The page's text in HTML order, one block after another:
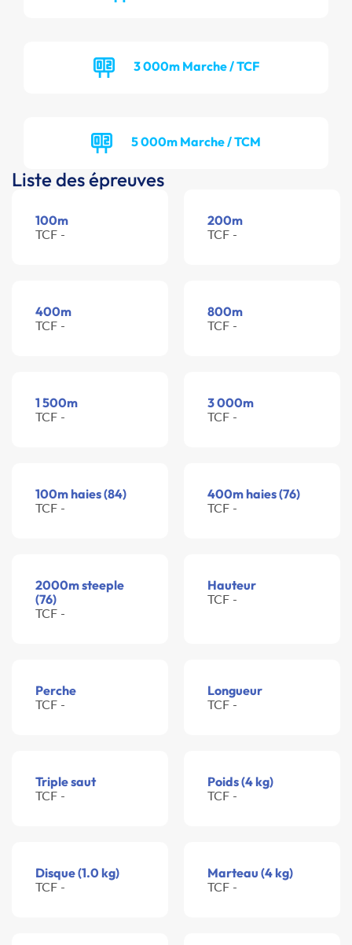
3 000m Marche / TCF
5 000m Marche / TCM
Liste des épreuves
100m
TCF -
200m
TCF -
400m
TCF -
800m
TCF -
1 500m
TCF -
3 000m
TCF -
100m haies (84)
TCF -
400m haies (76)
TCF -
2000m steeple
(76)
TCF -
Hauteur
TCF -
Perche
TCF -
Longueur
TCF -
Triple saut
TCF -
Poids (4 kg)
TCF -
Disque (1.0 kg)
TCF -
Marteau (4 kg)
TCF -